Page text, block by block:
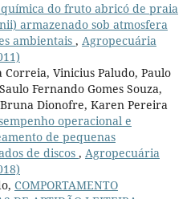
do fruto abricó de praia
armazenado sob atmosfera
ambientais , Agropecuária
Vinicius Paludo, Paulo
Fernando Gomes Souza,
Dionofre, Karen Pereira
operacional e
de pequenas
de discos , Agropecuária
COMPORTAMENTO